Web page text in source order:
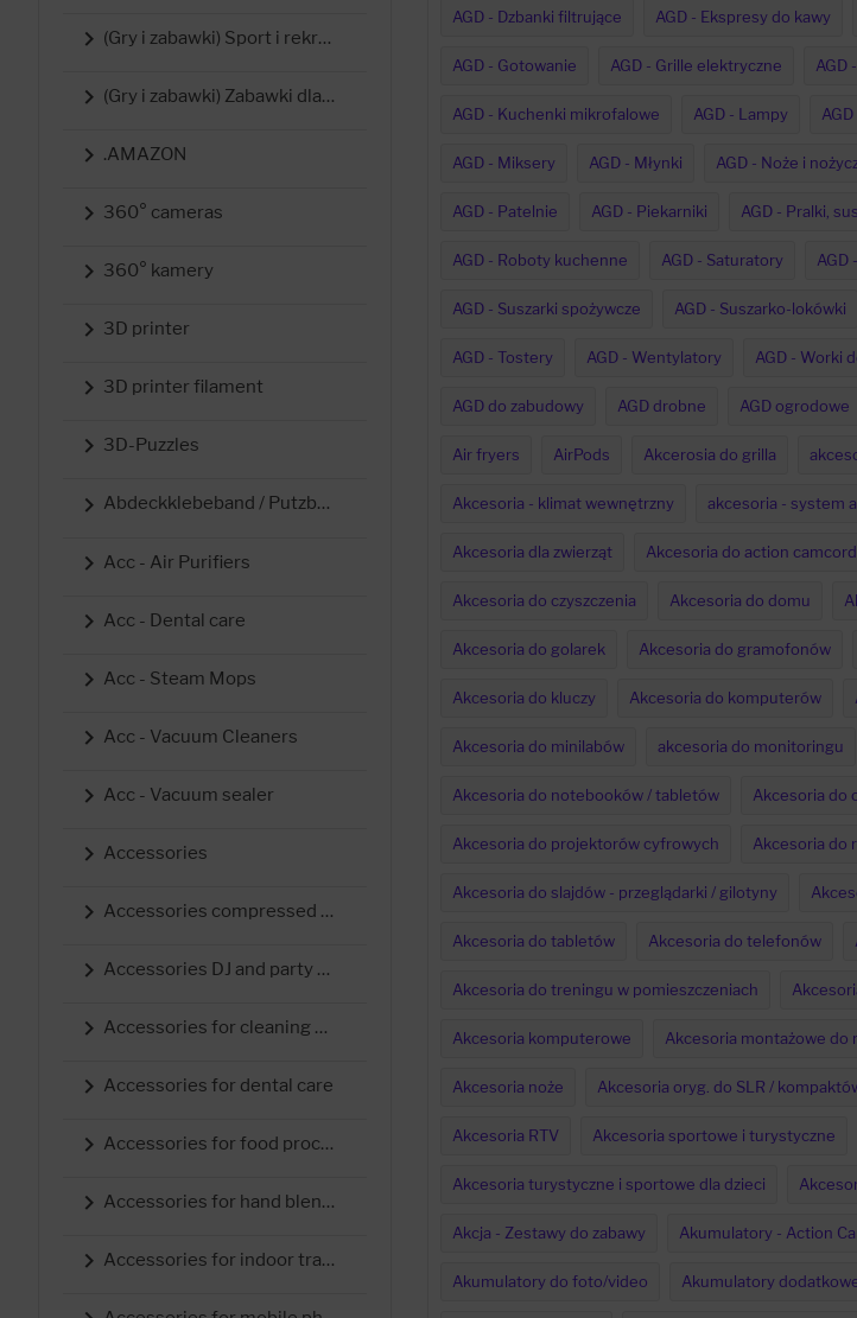
 (Gry i zabawki) Sport i rekreacja
 (Gry i zabawki) Zabawki dla najmłodszych (0-3 lata)
 .AMAZON
 360° cameras
 360° kamery
 3D printer
 3D printer filament
 3D-Puzzles
 Abdeckklebeband / Putzband
 Acc - Air Purifiers
 Acc - Dental care
 Acc - Steam Mops
 Acc - Vacuum Cleaners
 Acc - Vacuum sealer
 Accessories
 Accessories compressed air tech.
 Accessories DJ and party equipment
 Accessories for cleaning devices
 Accessories for dental care
 Accessories for food processors
 Accessories for hand blender
 Accessories for indoor training
AGD - Dzbanki filtrujące AGD - Ekspresy do kawy
AGD - Gotowanie AGD - Grille elektryczne AGD
AGD - Kuchenki mikrofalowe AGD - Lampy
AGD - Miksery AGD - Młynki AGD - Noże i
AGD - Patelnie AGD - Piekarniki AGD - Pralki,
AGD - Roboty kuchenne AGD - Saturatory AGD
AGD - Suszarki spożywcze AGD - Suszarko-lokówki
AGD - Tostery AGD - Wentylatory AGD - Worki
AGD do zabudowy AGD drobne AGD ogrodowe
Air fryers AirPods Akcerosia do grilla
Akcesoria - klimat wewnętrzny akcesoria - system
Akcesoria dla zwierząt Akcesoria do action
Akcesoria do czyszczenia Akcesoria do domu
Akcesoria do golarek Akcesoria do gramofonów
Akcesoria do kluczy Akcesoria do komputerów
Akcesoria do minilabów akcesoria do monitoringu
Akcesoria do notebooków / tabletów Akcesoria do
Akcesoria do projektorów cyfrowych Akcesoria do
Akcesoria do slajdów - przeglądarki / gilotyny
Akcesoria do tabletów Akcesoria do telefonów
Akcesoria do treningu w pomieszczeniach
Akcesoria komputerowe Akcesoria montażowe do
Akcesoria noże Akcesoria oryg. do SLR /
Akcesoria RTV Akcesoria sportowe i turystyczne
Akcesoria turystyczne i sportowe dla dzieci
Akcja - Zestawy do zabawy Akumulatory - Action
Akumulatory do foto/video Akumulatory